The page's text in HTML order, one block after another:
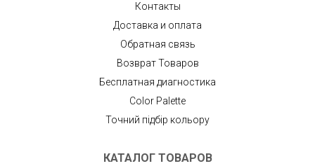
Контакты
Доставка и оплата
Обратная связь
Возврат Товаров
Бесплатная диагностика
Color Palette
Точний підбір кольору
КАТАЛОГ ТОВАРОВ